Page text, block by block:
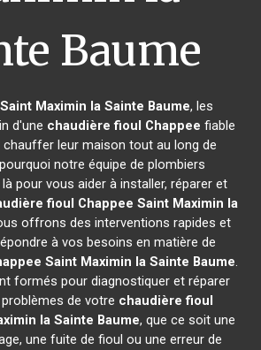
Baume
Saint Maximin la Sainte Baume, les
d'une chaudière fioul Chappee fiable
leur maison tout au long de
notre équipe de plombiers
pour vous aider à installer, réparer et
fioul Chappee Saint Maximin la
offrons des interventions rapides et
à vos besoins en matière de
Saint Maximin la Sainte Baume.
formés pour diagnostiquer et réparer
de votre chaudière fioul
la Sainte Baume, que ce soit une
une fuite de fioul ou une erreur de